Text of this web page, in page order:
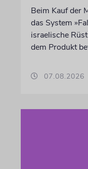
Beim Kauf der
das System
israelische
dem Produkt
07.08.2026